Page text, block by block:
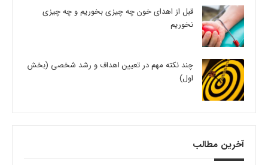
قبل از اهدای خون چه چیزی بخوریم و چه چیزی
نخوریم
چند نکته مهم در تعیین اهداف و رشد شخصی (بخش
اول)
آخرین مطالب